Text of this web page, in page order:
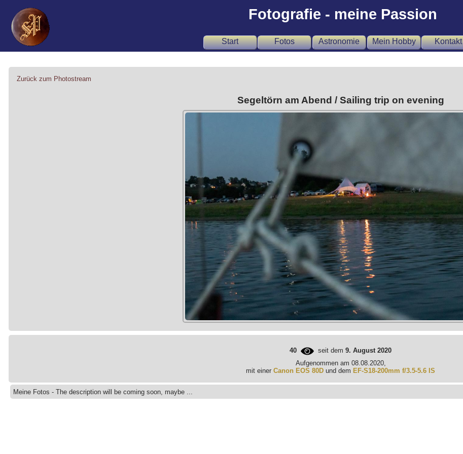
Fotografie - meine Passion
Start Fotos Astronomie Mein Hobby Kontakt
Zurück zum Photostream
Segeltörn am Abend / Sailing trip on evening
40 seit dem9. August 2020
Aufgenommen am 08.08.2020,
mit einerCanon EOS 80D und dem EF-S18-200mm f/3.5-5.6 IS
Meine Fotos - The description will be coming soon, maybe ...